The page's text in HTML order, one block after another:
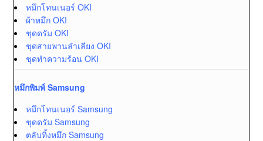
หมึกโทนเนอร์ OKI
ผ้าหมึก OKI
ชุดดรัม OKI
ชุดสายพานลำเลียง OKI
ชุดทำความร้อน OKI
หมึกพิมพ์ Samsung
หมึกโทนเนอร์ Samsung
ชุดดรัม Samsung
ตลับทิ้งหมึก Samsung